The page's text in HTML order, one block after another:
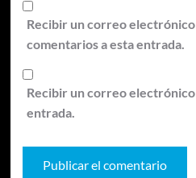
Recibir un correo
comentarios a esta entrada.
Recibir un correo electrónico
entrada.